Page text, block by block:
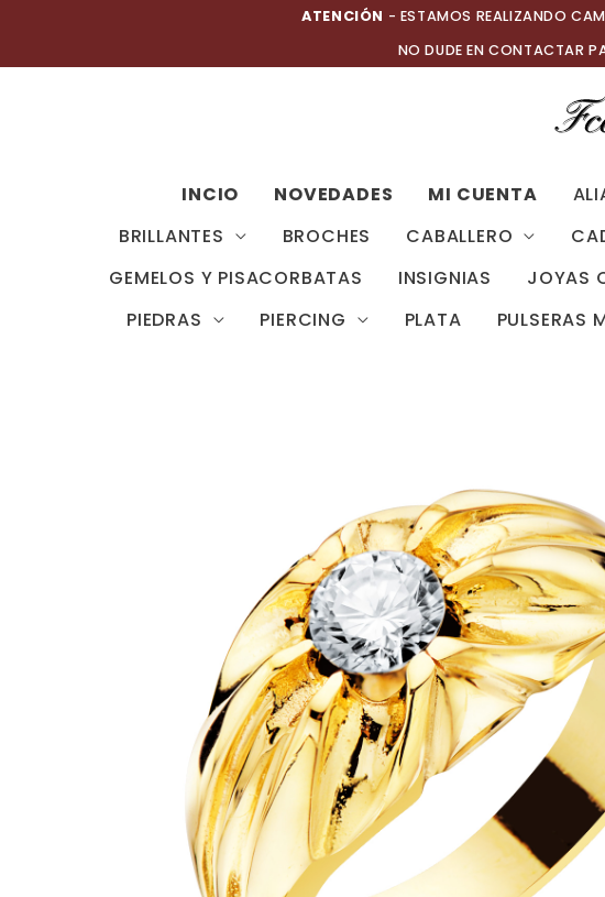
contenido
ATENCIÓN - ESTAMOS REALIZANDO
NO DUDE EN CONTACTAR
INCIO NOVEDADES MI CUENTA
BRILLANTES
BROCHES CABALLERO
GEMELOS Y PISACORBATAS
INSIGNIAS JOYAS
PIEDRAS
PIERCING PLATA PULSERAS